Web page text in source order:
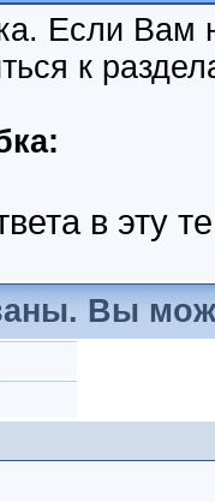
Если Вам
к
в эту
Вы